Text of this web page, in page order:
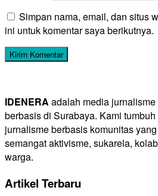
Simpan nama, email, dan situs
ini untuk komentar saya berikutnya.
IDENERA adalah media
berbasis di Surabaya. Kami
jurnalisme berbasis komunitas
semangat aktivisme, sukarela,
warga.
Artikel Terbaru